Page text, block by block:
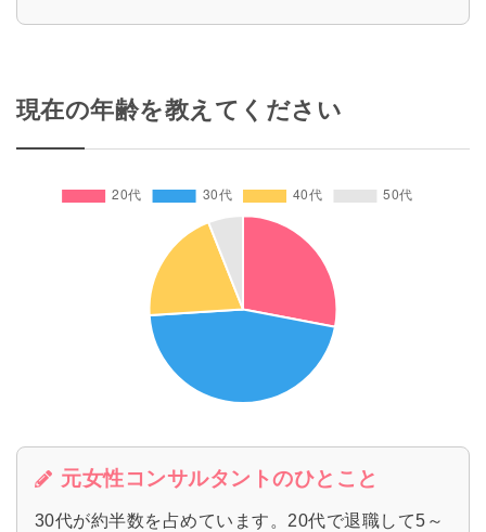
現在の年齢を教えてください
元女性コンサルタントのひとこと
30代が約半数を占めています。20代で退職して5～